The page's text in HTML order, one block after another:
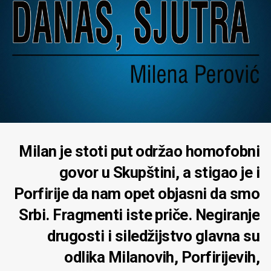
Milan je stoti put održao homofobni
govor u Skupštini, a stigao je i
Porfirije da nam opet objasni da smo
Srbi. Fragmenti iste priče. Negiranje
drugosti i siledžijstvo glavna su
odlika Milanovih, Porfirijevih,